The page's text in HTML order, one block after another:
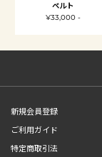
ベルト
¥33,000 -
新規会員登録
ご利用ガイド
特定商取引法